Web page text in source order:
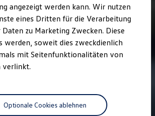
Fahren
ID. Buzz
Beratung
Club
Magazin & Ratgeber
App
Lifestyle & Zubehör
angezeigt werden kann. Wir nutzen
eines Dritten für die Verarbeitung
Daten zu Marketing Zwecken. Diese
werden, soweit dies zweckdienlich
mit Seitenfunktionalitäten von
verlinkt.
Optionale Cookies ablehnen